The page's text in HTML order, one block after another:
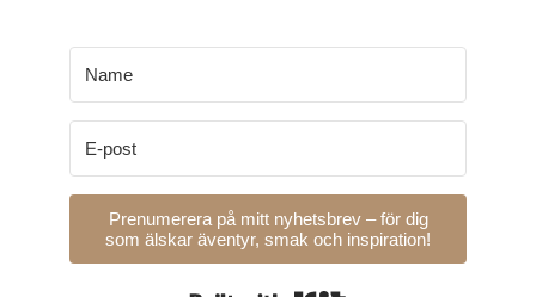
Prenumerera på mitt nyhetsbrev – för dig
som älskar äventyr, smak och inspiration!